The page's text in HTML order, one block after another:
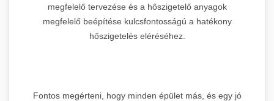
megfelelő tervezése és a hőszigetelő anyagok
megfelelő beépítése kulcsfontosságú a hatékony
hőszigetelés eléréséhez.
Fontos megérteni, hogy minden épület más, és egy jó